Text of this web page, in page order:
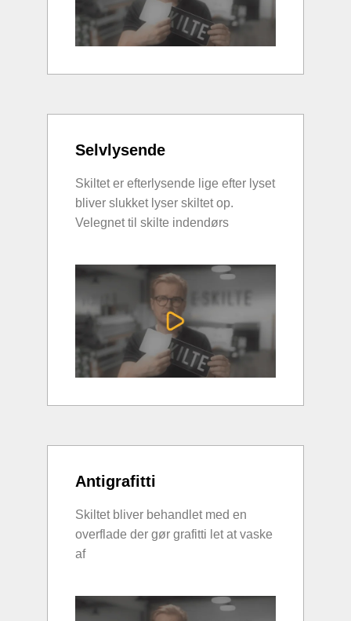
Selvlysende
Skiltet er efterlysende lige efter lyset
bliver slukket lyser skiltet op.
Velegnet til skilte indendørs
Antigrafitti
Skiltet bliver behandlet med en
overflade der gør grafitti let at vaske
af